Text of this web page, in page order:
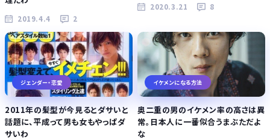
2019.4.4 2
2020.3.21 8
ジェンダー・恋愛
2011年の髪型が今見るとダサいと
話題に、平成って男も女もやっぱダ
サいわ
イケメンになる方法
奥二重の男のイケメン率の高さは異
常。日本人に一番似合うまぶただよ
な